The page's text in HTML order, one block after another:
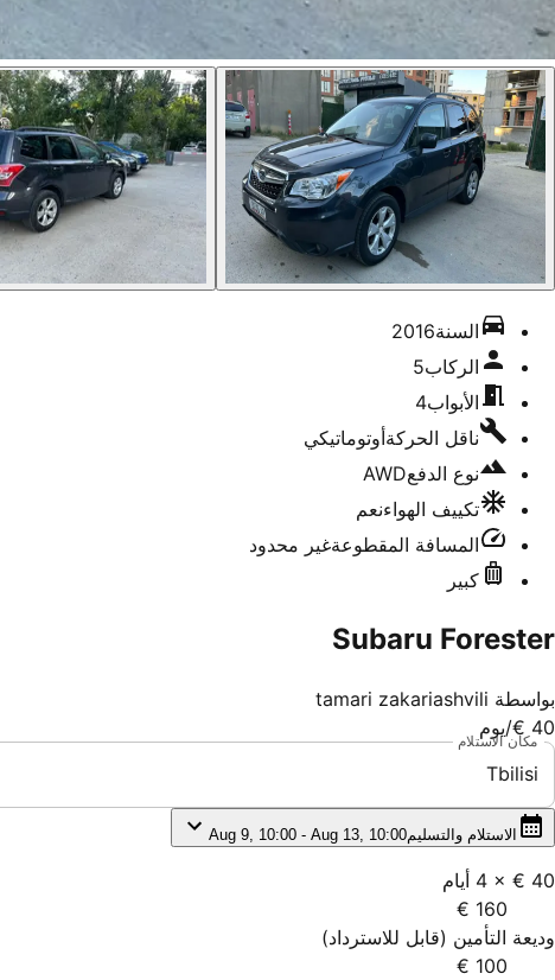
السنة2016
الركاب5
الأبواب4
ناقل الحركةأوتوماتيكي
نوع الدفعAWD
تكييف الهواءنعم
المسافة المقطوعةغير محدود
كبير
Subaru Forester
بواسطة tamari zakariashvili
40 €
/يوم
مكان الاستلام
Tbilisi
الاستلام والتسليمAug 9, 10:00 - Aug 13, 10:00
40 €
×
4 أيام
160 €
وديعة التأمين (قابل للاسترداد)
100 €